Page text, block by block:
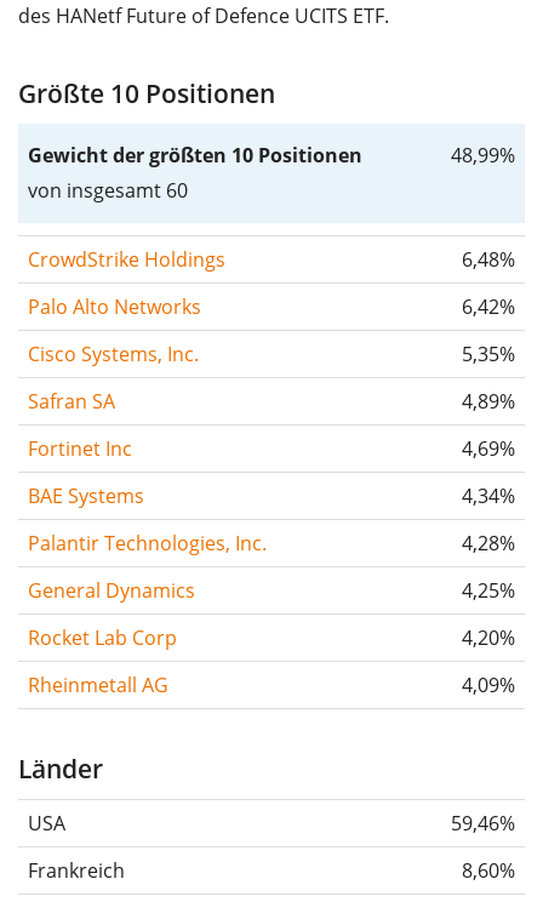
des HANetf Future of Defence UCITS ETF.
Größte 10 Positionen
Gewicht der größten 10 Positionen
von insgesamt 60
48,99%
CrowdStrike Holdings
6,48%
Palo Alto Networks
6,42%
Cisco Systems, Inc.
5,35%
Safran SA
4,89%
Fortinet Inc
4,69%
BAE Systems
4,34%
Palantir Technologies, Inc.
4,28%
General Dynamics
4,25%
Rocket Lab Corp
4,20%
Rheinmetall AG
4,09%
Länder
USA
59,46%
Frankreich
8,60%